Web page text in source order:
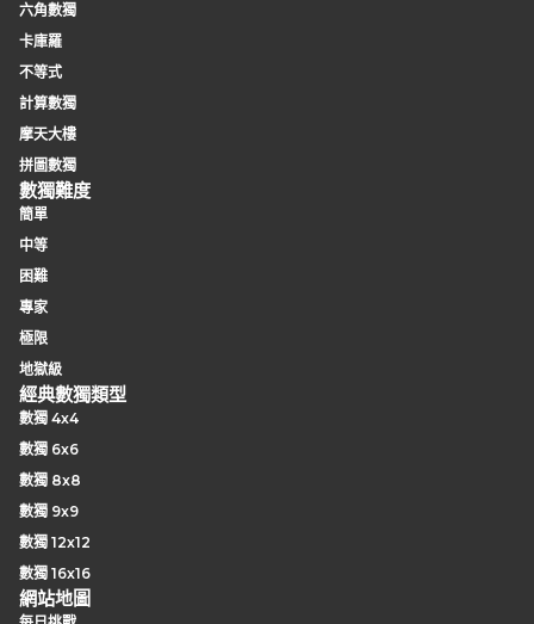
六角數獨
卡庫羅
不等式
計算數獨
摩天大樓
拼圖數獨
數獨難度
簡單
中等
困難
專家
極限
地獄級
經典數獨類型
數獨 4x4
數獨 6x6
數獨 8x8
數獨 9x9
數獨 12x12
數獨 16x16
網站地圖